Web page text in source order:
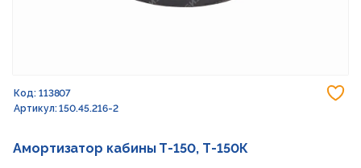
Код: 113807
Артикул: 150.45.216-2
Амортизатор кабины Т-150, Т-150К